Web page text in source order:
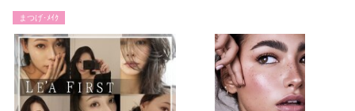
まつげ･ﾒｲｸ